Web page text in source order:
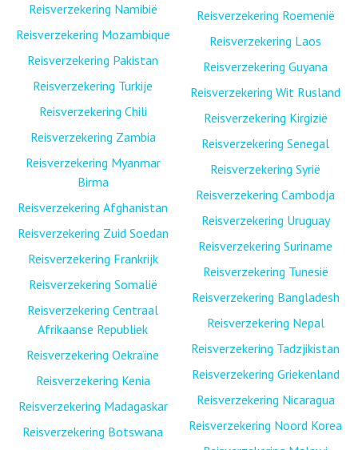
Reisverzekering Namibië
Reisverzekering Mozambique
Reisverzekering Pakistan
Reisverzekering Turkije
Reisverzekering Chili
Reisverzekering Zambia
Reisverzekering Myanmar
Birma
Reisverzekering Afghanistan
Reisverzekering Zuid Soedan
Reisverzekering Frankrijk
Reisverzekering Somalië
Reisverzekering Centraal
Afrikaanse Republiek
Reisverzekering Oekraïne
Reisverzekering Kenia
Reisverzekering Madagaskar
Reisverzekering Botswana
Reisverzekering Roemenië
Reisverzekering Laos
Reisverzekering Guyana
Reisverzekering Wit Rusland
Reisverzekering Kirgizië
Reisverzekering Senegal
Reisverzekering Syrië
Reisverzekering Cambodja
Reisverzekering Uruguay
Reisverzekering Suriname
Reisverzekering Tunesië
Reisverzekering Bangladesh
Reisverzekering Nepal
Reisverzekering Tadzjikistan
Reisverzekering Griekenland
Reisverzekering Nicaragua
Reisverzekering Noord Korea